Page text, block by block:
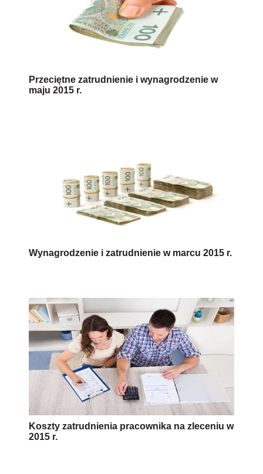
Przeciętne zatrudnienie i wynagrodzenie w
maju 2015 r.
Wynagrodzenie i zatrudnienie w marcu 2015 r.
Koszty zatrudnienia pracownika na zleceniu w
2015 r.